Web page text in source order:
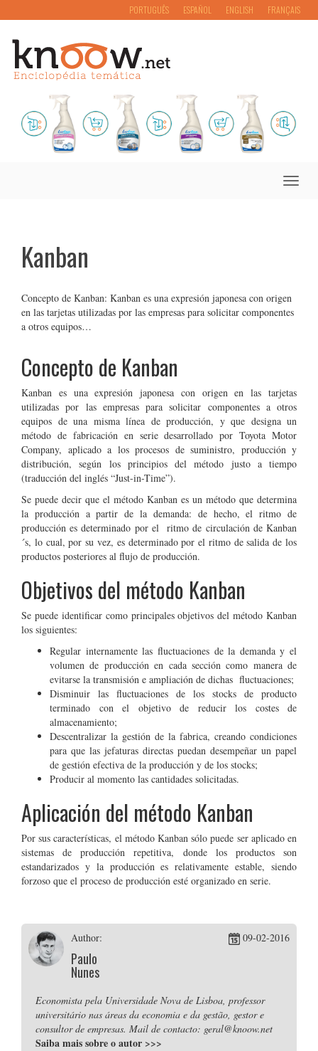
PORTUGUÊS ESPAÑOL ENGLISH FRANÇAIS
Toggle
Kanban
Concepto de Kanban: Kanban es una expresión japonesa con origen
en las tarjetas utilizadas por las empresas para solicitar componentes
a otros equipos…
Concepto de Kanban
Kanban es una expresión japonesa con origen en las tarjetas
utilizadas por las empresas para solicitar componentes a otros
equipos de una misma línea de producción, y que designa un
método de fabricación en serie desarrollado por Toyota Motor
Company, aplicado a los procesos de suministro, producción y
distribución, según los principios del método justo a tiempo
(traducción del inglés “Just-in-Time”).
Se puede decir que el método Kanban es un método que determina
la producción a partir de la demanda: de hecho, el ritmo de
producción es determinado por el ritmo de circulación de Kanban
´s, lo cual, por su vez, es determinado por el ritmo de salida de los
productos posteriores al flujo de producción.
Objetivos del método Kanban
Se puede identificar como principales objetivos del método Kanban
los siguientes:
Regular internamente las fluctuaciones de la demanda y el
volumen de producción en cada sección como manera de
evitarse la transmisión e ampliación de dichas fluctuaciones;
Disminuir las fluctuaciones de los stocks de producto
terminado con el objetivo de reducir los costes de
almacenamiento;
Descentralizar la gestión de la fabrica, creando condiciones
para que las jefaturas directas puedan desempeñar un papel
de gestión efectiva de la producción y de los stocks;
Producir al momento las cantidades solicitadas.
Aplicación del método Kanban
Por sus características, el método Kanban sólo puede ser aplicado en
sistemas de producción repetitiva, donde los productos son
estandarizados y la producción es relativamente estable, siendo
forzoso que el proceso de producción esté organizado en serie.
Author:
Paulo
Nunes
09-02-2016
Economista pela Universidade Nova de Lisboa, professor
universitário nas áreas da economia e da gestão, gestor e
consultor de empresas. Mail de contacto: geral@knoow.net
Saiba mais sobre o autor >>>